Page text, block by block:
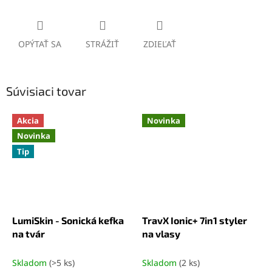
OPÝTAŤ SA STRÁŽIŤ ZDIEĽAŤ
Súvisiaci tovar
Akcia
Novinka
Tip
LumiSkin - Sonická kefka
na tvár
Skladom (>5 ks)
Novinka
TravX Ionic+ 7in1 styler
na vlasy
Skladom (2 ks)